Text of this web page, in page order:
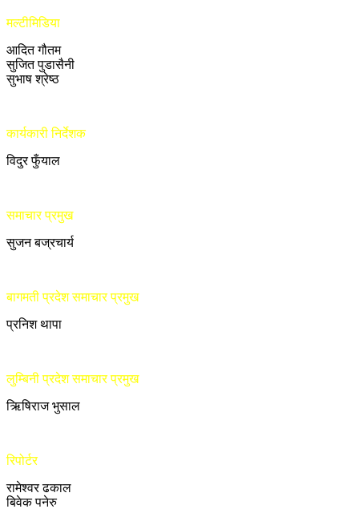
मल्टीमिडिया
आदित गौतम
सुजित पुडासैनी
सुभाष श्रेष्ठ
कार्यकारी निर्देशक
विदुर फुँयाल
समाचार प्रमुख
सुजन बज्रचार्य
बागमती प्रदेश समाचार प्रमुख
प्रनिश थापा
लुम्बिनी प्रदेश समाचार प्रमुख
ऋिषिराज भुसाल
रिपोर्टर
रामेश्वर ढकाल
बिवेक पनेरु